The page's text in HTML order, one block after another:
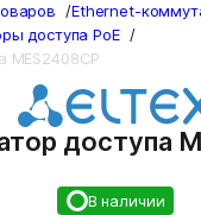
/Ethernet-
доступа PoE /
MES2408CP
доступа
В наличии